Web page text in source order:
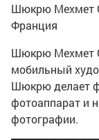
Шюкрю Мехмет
Франция
Шюкрю Мехмет
мобильный
Шюкрю делает
фотоаппарат и
фотографии.